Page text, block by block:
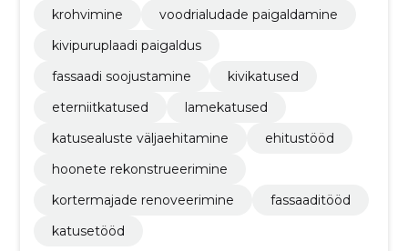
krohvimine
voodrialudade paigaldamine
kivipuruplaadi paigaldus
fassaadi soojustamine
kivikatused
eterniitkatused
lamekatused
katusealuste väljaehitamine
ehitustööd
hoonete rekonstrueerimine
kortermajade renoveerimine
fassaaditööd
katusetööd